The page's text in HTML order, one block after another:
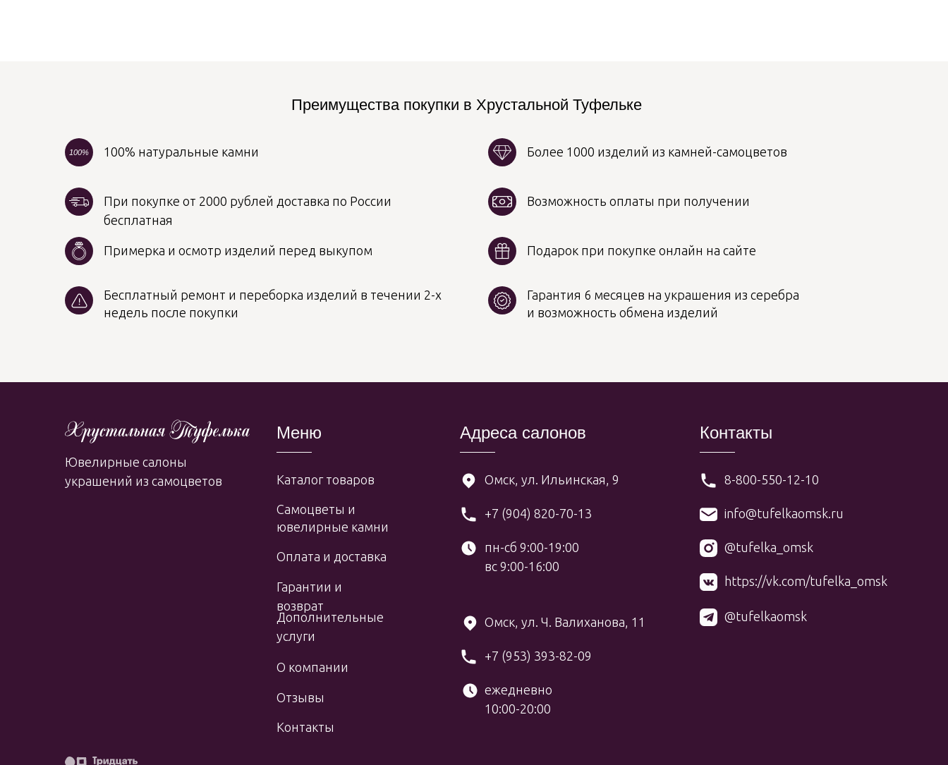
100% натуральные камни
100%
Преимущества покупки в Хрустальной Туфельке
Бесплатный ремонт и переборка изделий в течении 2-х
недель после покупки
Примерка и осмотр изделий перед выкупом
Более 1000 изделий из камней-самоцветов
Гарантия 6 месяцев на украшения из серебра
и возможность обмена изделий
Возможность оплаты при получении
При покупке от 2000 рублей доставка по России
бесплатная
Подарок при покупке онлайн на сайте
Меню
Каталог товаров
Самоцветы и
ювелирные камни
Оплата и доставка
Адреса салонов
+7 (904) 820-70-13
пн-сб 9:00-19:00
вс 9:00-16:00
Омск, ул. Ильинская, 9
Ювелирные салоны
украшений из самоцветов
+7 (953) 393-82-09
ежедневно
10:00-20:00
Омск, ул. Ч. Валиханова, 11
Контакты
@tufelka_omsk
https://vk.com/tufelka_omsk
Гарантии и
возврат
Дополнительные
услуги
О компании
Отзывы
Контакты
@tufelkaomsk
8-800-550-12-10
info@tufelkaomsk.ru